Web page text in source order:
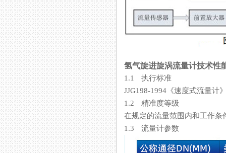
氢气旋进旋涡流量计技术性
1.1 执行标准
JJG198-1994《速度式流量计
1.2 精准度等级
在规定的流量范围内和工作
1.3 流量计参数